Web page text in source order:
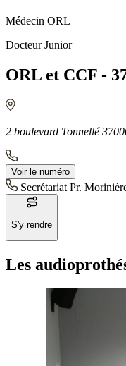
Médecin ORL
Docteur Junior
ORL et CCF -
2 boulevard Tonnellé
Voir le numéro
Secrétariat Pr.
S'y rendre
Les